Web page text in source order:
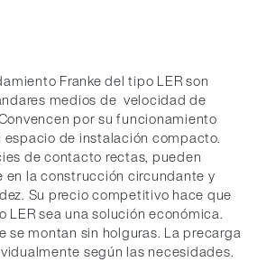
Franke del tipo LER son
medios de velocidad de
por su funcionamiento
de instalación compacto.
de contacto rectas, pueden
la construcción circundante y
Su precio competitivo hace que
LER sea una solución económica.
se montan sin holguras. La precarga
según las necesidades.